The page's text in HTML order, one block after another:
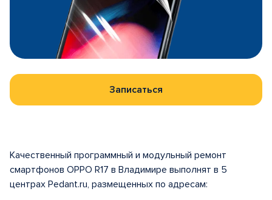
Записаться
Качественный программный и модульный ремонт
смартфонов OPPO R17 в Владимире выполнят в 5
центрах Pedant.ru, размещенных по адресам: